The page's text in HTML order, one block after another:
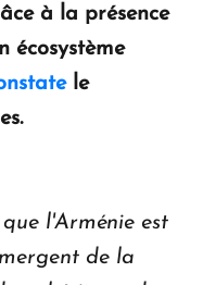
et d'avenir
d'Arménie
à la présence
écosystème
le
l'Arménie est
de la